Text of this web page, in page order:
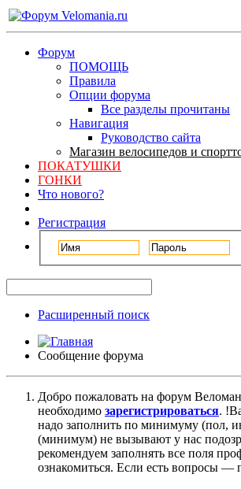
Форум
ПОМОЩЬ
Правила
Опции форума
Все разделы прочитаны
Навигация
Руководство сайта
Магазин велосипедов и
ПОКАТУШКИ
ГОНКИ
Что нового?
Регистрация
Расширенный поиск
Сообщение форума
Добро пожаловать на форум
необходимо зарегистрироваться.
надо заполнить по минимуму (пол,
(минимум) не вызывают у нас
рекомендуем заполнять все поля
ознакомиться. Если есть вопросы